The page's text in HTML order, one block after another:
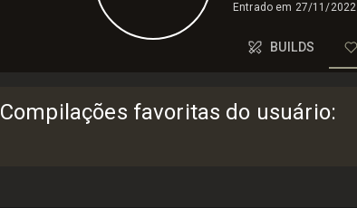
Entrado em 27/11/2022
BUILDS
Compilações favoritas do usuário: